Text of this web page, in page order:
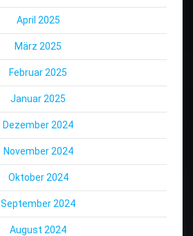
April 2025
März 2025
Februar 2025
Januar 2025
Dezember 2024
November 2024
Oktober 2024
September 2024
August 2024